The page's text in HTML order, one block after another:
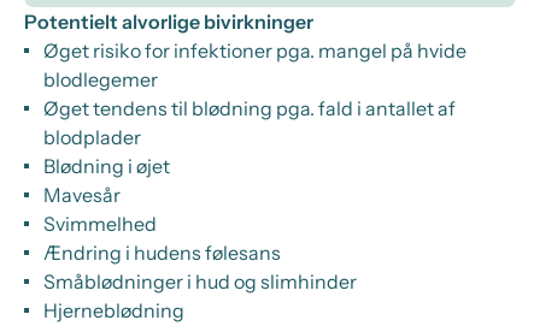
Potentielt alvorlige bivirkninger
Øget risiko for infektioner pga. mangel på hvide
blodlegemer
Øget tendens til blødning pga. fald i antallet af
blodplader
Blødning i øjet
Mavesår
Svimmelhed
Ændring i hudens følesans
Småblødninger i hud og slimhinder
Hjerneblødning